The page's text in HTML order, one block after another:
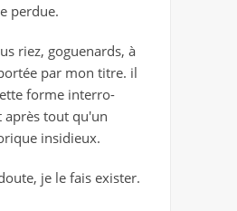
perdue.
riez, goguenards, à
par mon titre. il
forme interro-
après tout qu'un
insidieux.
je le fais exister.